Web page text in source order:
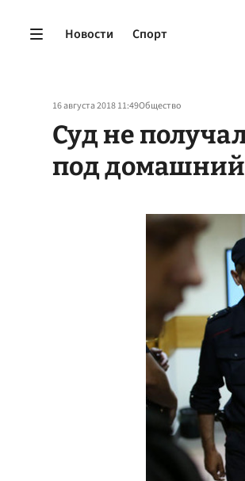
Новости Спорт
16 августа 2018 11:49Общество
Суд не
под домашний